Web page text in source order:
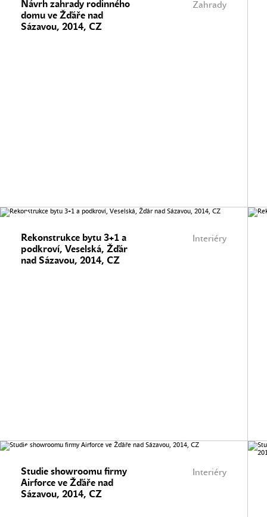
Zahrady
Návrh zahrady rodinného
domu ve Žďáře nad
Sázavou, 2014, CZ
Interiéry
Rekonstrukce bytu 3+1 a
podkroví, Veselská, Žďár
nad Sázavou, 2014, CZ
Interiéry
Studie showroomu firmy
Airforce ve Žďáře nad
Sázavou, 2014, CZ